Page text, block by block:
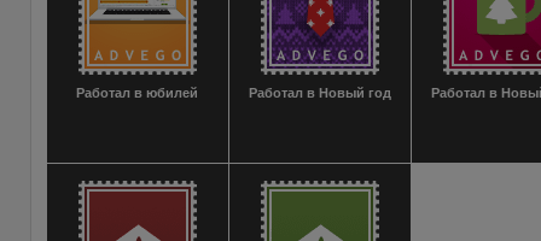
Работал в юбилей Работал в Новый год Работал в